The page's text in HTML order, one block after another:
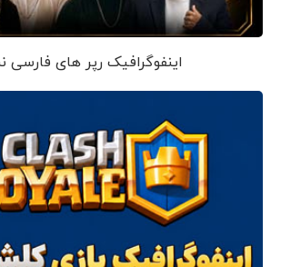
اینفوگرافیک رپر های فارسی